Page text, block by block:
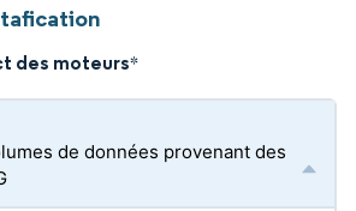
des moteurs*
de données provenant des